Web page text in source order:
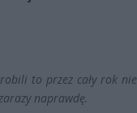
to przez cały rok nie
naprawdę.